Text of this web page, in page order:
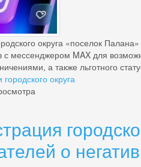
округа «поселок
с мессенджером MAX для
а также льготного
городского округа
о